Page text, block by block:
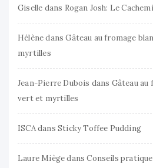
Giselle dans Rogan Josh: Le
HélènedansGâteau au fromage
myrtilles
Jean-Pierre Dubois dans Gâteau au
vert et myrtilles
ISCAdans Sticky Toffee Pudding
Laure MiègedansConseils